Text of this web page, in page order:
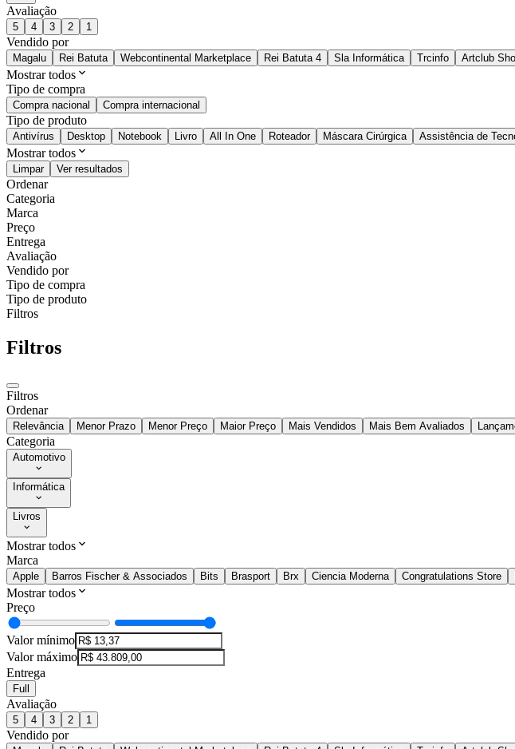
Avaliação
5 4 3 2 1
Vendido por
Magalu Rei Batuta Webcontinental Marketplace Rei Batuta 4 Sla Informática Trcinfo Artclub
Mostrar todos
Tipo de compra
Compra nacional Compra internacional
Tipo de produto
Antivírus Desktop Notebook Livro All In One Roteador Máscara Cirúrgica Assistência de
Mostrar todos
Limpar Ver resultados
Ordenar
Categoria
Marca
Preço
Entrega
Avaliação
Vendido por
Tipo de compra
Tipo de produto
Filtros
Filtros
Filtros
Ordenar
Relevância Menor Prazo Menor Preço Maior Preço Mais Vendidos Mais Bem Avaliados
Categoria
Automotivo
Informática
Livros
Mostrar todos
Marca
Apple Barros Fischer & Associados Bits Brasport Brx Ciencia Moderna Congratulations Store
Mostrar todos
Preço
Valor mínimo
Valor máximo
Entrega
Full
Avaliação
5 4 3 2 1
Vendido por